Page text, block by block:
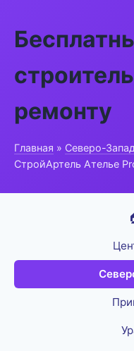
ремонту
Главная » Северо-
СтройАртель Ателье